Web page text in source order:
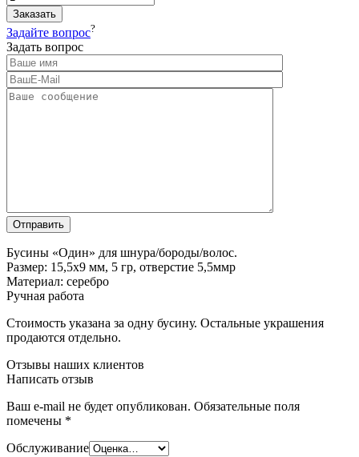
Заказать
Задайте вопрос?
Задать вопрос
Бусины «Один» для шнура/бороды/волос.
Размер: 15,5х9 мм, 5 гр, отверстие 5,5ммр
Материал: серебро
Ручная работа
Стоимость указана за одну бусину. Остальные украшения
продаются отдельно.
Отзывы наших клиентов
Написать отзыв
Ваш e-mail не будет опубликован. Обязательные поля
помечены *
Обслуживание